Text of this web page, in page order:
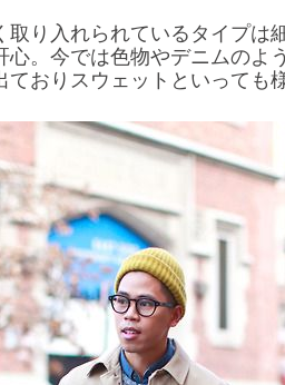
取り入れられているタイプは
心。今では色物やデニムのよ
ておりスウェットといっても